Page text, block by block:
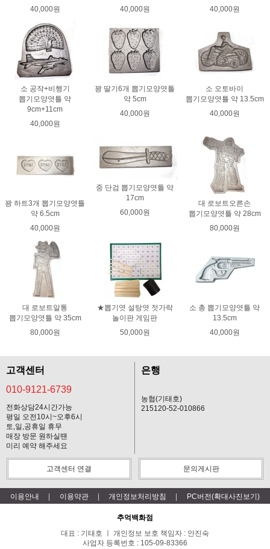
40,000원
40,000원
40,000원
소 공작+비행기
뽑기모양엿틀 약
9cm+11cm
40,000원
꽝 딸기6개 뽑기모양엿틀
약 5cm
40,000원
소 오토바이
뽑기모양엿틀 약 13.5cm
40,000원
꽝 하트3개 뽑기모양엿틀
약 6.5cm
40,000원
중 단검 뽑기모양엿틀 약
17cm
60,000원
대 로보트오른손
뽑기모양엿틀 약 28cm
80,000원
대 로보트알통
뽑기모양엿틀 약 35cm
80,000원
★뽑기엿 설탕엿 젓가락
놀이판 게임판
50,000원
소 총 뽑기모양엿틀 약
13.5cm
40,000원
고객센터
010-9121-6739
전화상담24시간가능
평일 오전10시~오후6시
토,일,공휴일 휴무
매장 방문 원하실땐
미리 예약 해주세요
은행
농협(기태호)
215120-52-010866
고객센터 연결 문의게시판
이용안내 이용약관 개인정보처리방침 PC버전(확대사진보기)
추억백화점
대표 : 기태호 ㅣ 개인정보 보호 책임자 : 안진숙
사업자 등록번호 : 105-09-83366